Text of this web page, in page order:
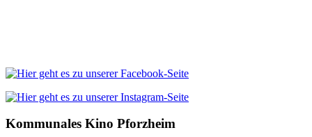
Kommunales Kino Pforzheim